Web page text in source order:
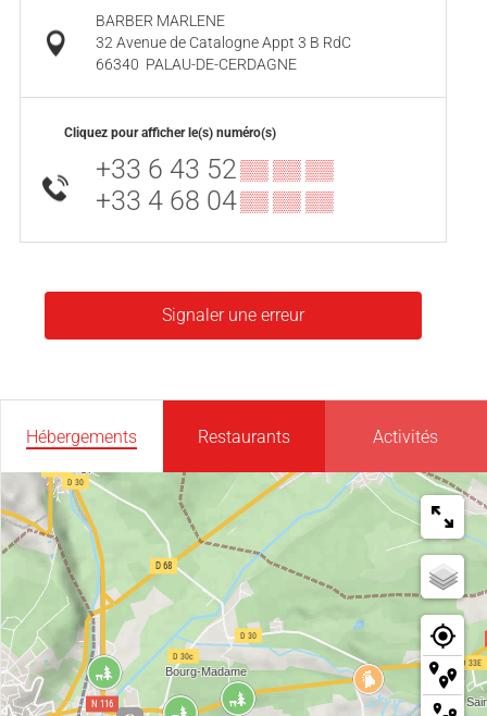
BARBER MARLENE
32 Avenue de Catalogne Appt 3 B RdC
66340 PALAU-DE-CERDAGNE
Cliquez pour afficher le(s) numéro(s)
+33 6 43 52▒▒ ▒▒ ▒▒
+33 4 68 04▒▒ ▒▒ ▒▒
Signaler une erreur
Hébergements Restaurants Activités